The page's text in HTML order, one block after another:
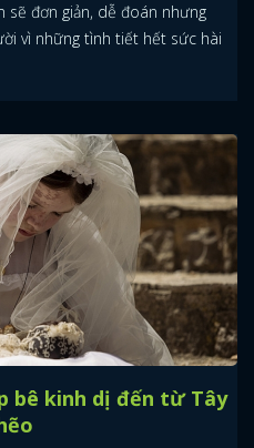
đơn giản, dễ đoán nhưng
vì những tình tiết hết sức hài
bê kinh dị đến từ Tây